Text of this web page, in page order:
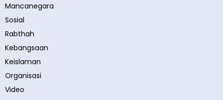
Mancanegara
Sosial
Rabthah
Kebangsaan
Keislaman
Organisasi
Video